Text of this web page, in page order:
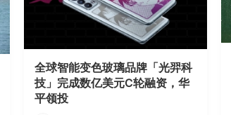
全球智能变色玻璃品牌「光羿科
技」完成数亿美元C轮融资，华
平领投